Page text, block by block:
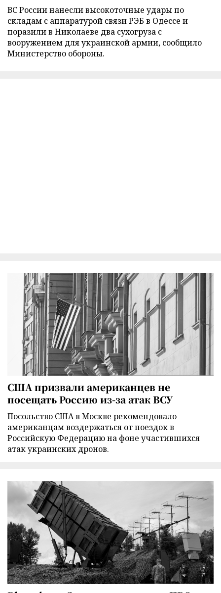
ВС России нанесли высокоточные удары по
складам с аппаратурой связи РЭБ в Одессе и
поразили в Николаеве два сухогруза с
вооружением для украинской армии, сообщило
Министерство обороны.
США призвали американцев не
посещать Россию из-за атак ВСУ
Посольство США в Москве рекомендовало
американцам воздержаться от поездок в
Российскую Федерацию на фоне участившихся
атак украинских дронов.